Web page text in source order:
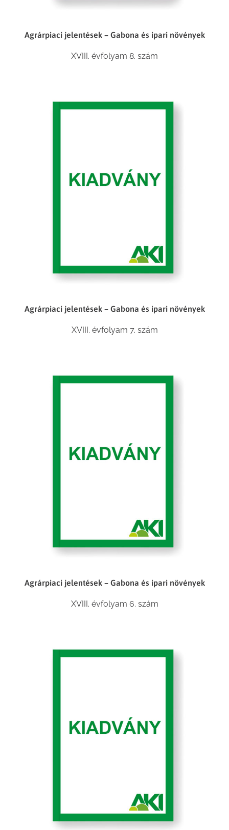
Agrárpiaci jelentések – Gabona és ipari növények
XVIII. évfolyam 8. szám
Agrárpiaci jelentések – Gabona és ipari növények
XVIII. évfolyam 7. szám
Agrárpiaci jelentések – Gabona és ipari növények
XVIII. évfolyam 6. szám